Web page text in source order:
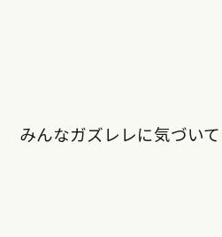
みんなガズレレに気づいて